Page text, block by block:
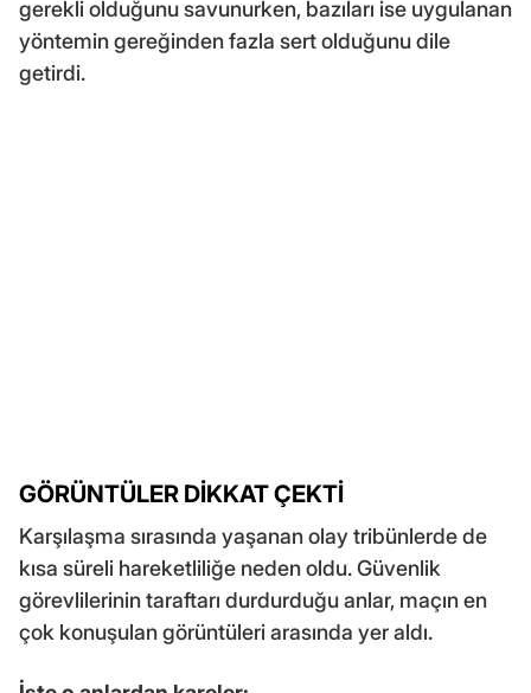
gerekli olduğunu savunurken, bazıları ise uygulanan
yöntemin gereğinden fazla sert olduğunu dile
getirdi.
GÖRÜNTÜLER DİKKAT ÇEKTİ
Karşılaşma sırasında yaşanan olay tribünlerde de
kısa süreli hareketliliğe neden oldu. Güvenlik
görevlilerinin taraftarı durdurduğu anlar, maçın en
çok konuşulan görüntüleri arasında yer aldı.